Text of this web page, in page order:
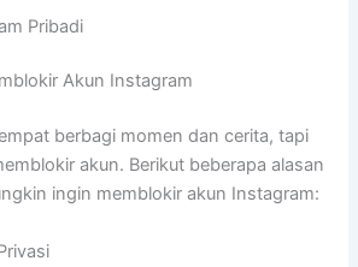
Pribadi
Akun Instagram
berbagi momen dan cerita, tapi
akun. Berikut beberapa alasan
ingin memblokir akun Instagram: